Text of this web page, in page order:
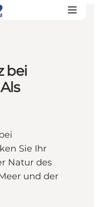
bei
Sie Ihr
Natur des
und der